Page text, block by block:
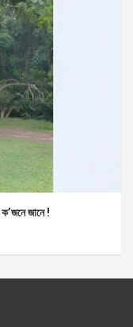
ক’জনে জানে !